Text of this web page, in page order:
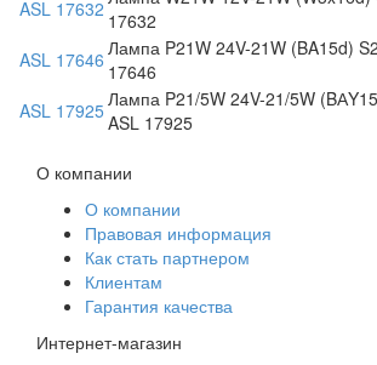
ASL 17632 17632
ASL 17646 Лампа P21W 24V-21W (BA15d)
17646
ASL 17925Лампа P21/5W 24V-21/5W
ASL 17925
О компании
О компании
Правовая информация
Как стать партнером
Клиентам
Гарантия качества
Интернет-магазин